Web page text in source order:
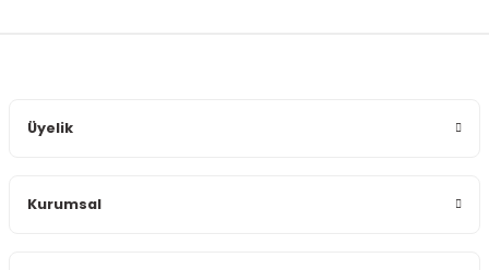
Üyelik
Kurumsal